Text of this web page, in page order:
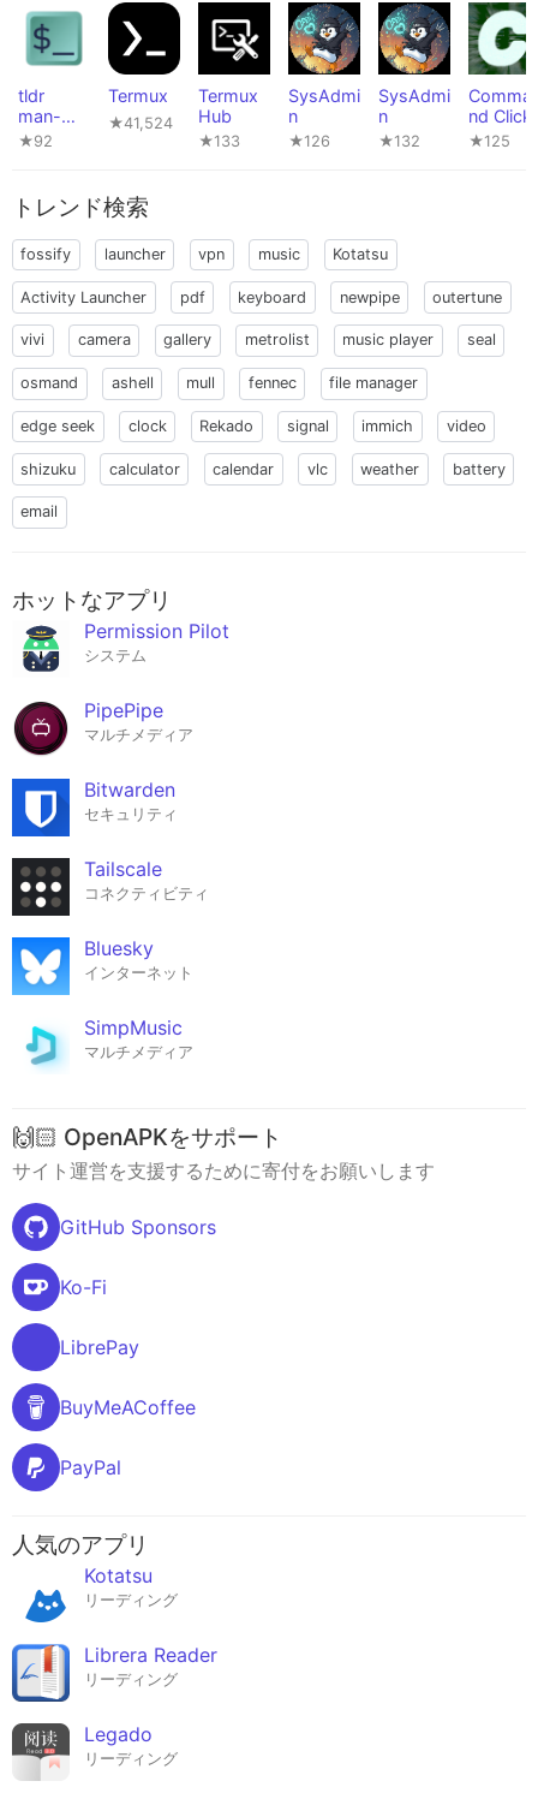
tldr
man-
pages
★92
Termux
★41,524
Termux
Hub
★133
SysAdmi
n
★126
SysAdmi
n
★132
Comma
nd Click
★125
トレンド検索
fossify launcher vpn music Kotatsu
Activity Launcher pdf keyboard newpipe outertune
vivi camera gallery metrolist music player seal
osmand ashell mull fennec file manager
edge seek clock Rekado signal immich video
shizuku calculator calendar vlc weather battery
email
ホットなアプリ
Permission Pilot
システム
PipePipe
マルチメディア
Bitwarden
セキュリティ
Tailscale
コネクティビティ
Bluesky
インターネット
SimpMusic
マルチメディア
🙌🏻 OpenAPKをサポート
サイト運営を支援するために寄付をお願いします
GitHub Sponsors
Ko-Fi
LibrePay
BuyMeACoffee
PayPal
人気のアプリ
Kotatsu
リーディング
Librera Reader
リーディング
Legado
リーディング